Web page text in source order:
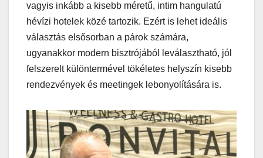
vagyis inkább a kisebb méretű, intim hangulatú
hévízi hotelek közé tartozik. Ezért is lehet ideális
választás elsősorban a párok számára,
ugyanakkor modern bisztrójából leválasztható, jól
felszerelt különtermével tökéletes helyszín kisebb
rendezvények és meetingek lebonyolítására is.